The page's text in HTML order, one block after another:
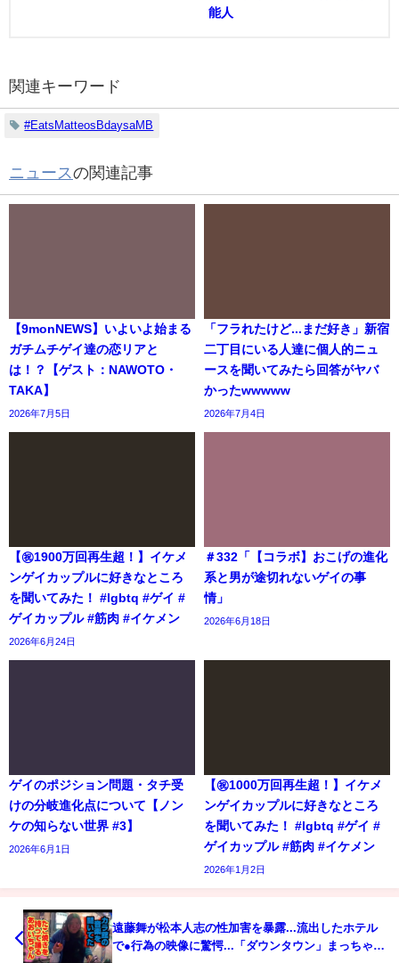
能人
関連キーワード
#EatsMatteosBdaysaMB
ニュースの関連記事
【9monNEWS】いよいよ始まる
ガチムチゲイ達の恋リアと
は！？【ゲスト：NAWOTO・
TAKA】
2026年7月5日
「フラれたけど...まだ好き」新宿
二丁目にいる人達に個人的ニュ
ースを聞いてみたら回答がヤバ
かったwwwww
2026年7月4日
【㊗️1900万回再生超！】イケメ
ンゲイカップルに好きなところ
を聞いてみた！ #lgbtq #ゲイ #
ゲイカップル #筋肉 #イケメン
2026年6月24日
＃332「【コラボ】おこげの進化
系と男が途切れないゲイの事
情」
2026年6月18日
ゲイのポジション問題・タチ受
けの分岐進化点について【ノン
ケの知らない世界 #3】
2026年6月1日
【㊗️1000万回再生超！】イケメ
ンゲイカップルに好きなところ
を聞いてみた！ #lgbtq #ゲイ #
ゲイカップル #筋肉 #イケメン
2026年1月2日
遠藤舞が松本人志の性加害を暴露...流出したホテル
で●行為の映像に驚愕...「ダウンタウン」まっちゃん